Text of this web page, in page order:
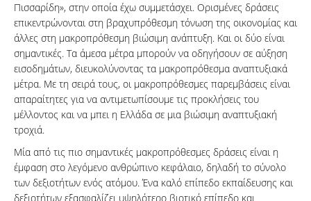
Πισσαρίδη», στην οποία έχω συμμετάσχει. Ορισμένες δράσεις
επικεντρώνονται στη βραχυπρόθεσμη τόνωση της οικονομίας και
άλλες στη μακροπρόθεσμη βιώσιμη ανάπτυξη. Και οι δύο είναι
σημαντικές. Τα άμεσα μέτρα μπορούν να οδηγήσουν σε αύξηση
εισοδημάτων, διευκολύνοντας τα μακροπρόθεσμα αναπτυξιακά
μέτρα. Με τη σειρά τους, οι μακροπρόθεσμες παρεμβάσεις είναι
απαραίτητες για να αντιμετωπίσουμε τις προκλήσεις του
μέλλοντος και να μπει η Ελλάδα σε μια βιώσιμη αναπτυξιακή
τροχιά.
Μία από τις πιο σημαντικές μακροπρόθεσμες δράσεις είναι η
έμφαση στο λεγόμενο ανθρώπινο κεφάλαιο, δηλαδή το σύνολο
των δεξιοτήτων ενός ατόμου. Ένα καλό επίπεδο εκπαίδευσης και
δεξιοτήτων εξασφαλίζει υψηλότερο βιοτικό επίπεδο και